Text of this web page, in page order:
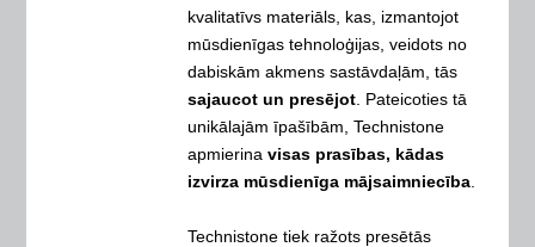
kvalitatīvs materiāls, kas, izmantojot
mūsdienīgas tehnoloģijas, veidots no
dabiskām akmens sastāvdaļām, tās
sajaucot un presējot . Pateicoties tā
unikālajām īpašībām, Technistone
apmierina visas prasības, kādas
izvirza mūsdienīga mājsaimniecība
Technistone tiek ražots presētās